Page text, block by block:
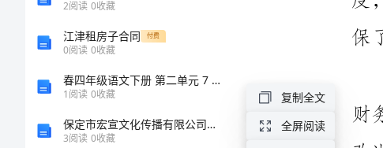
2024
2阅读 0收藏
江津租房子合同 付费
0阅读 0收藏
春四年级语文下册 第二单元 7 将心比心教案2 新人教版-新人教版小学四年级下册语文教案
1阅读 0收藏
保定市宏宣文化传播有限公司介绍企业发展分析报告
3阅读 0收藏
作效
改进措施。
复制全文
全屏阅读